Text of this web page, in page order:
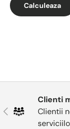
Calculeaza
Anterior
Clienti
Clientii